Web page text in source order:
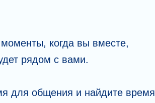
когда вы вместе,
рядом с вами.
для общения и найдите время